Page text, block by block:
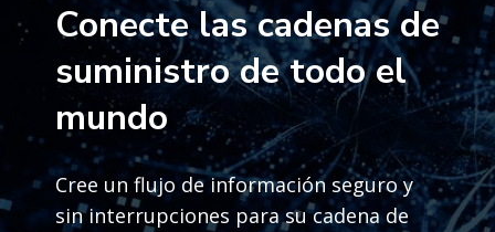
Conecte las cadenas de
suministro de todo el
mundo
Cree un flujo de información seguro y
sin interrupciones para su cadena de